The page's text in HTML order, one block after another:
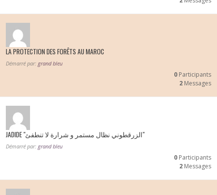
LA PROTECTION DES FORÊTS AU MAROC
Démarré par: grand bleu
0 Participants
2 Messages
JADIDE "الزرقطوني نظال مستمر و شرارة لا تنطفئ"
Démarré par: grand bleu
0 Participants
2 Messages